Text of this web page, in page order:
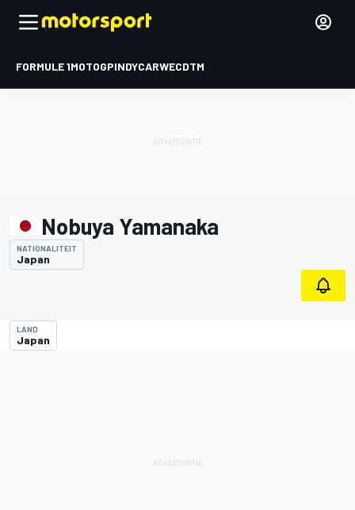
FORMULE 1MOTOGPINDYCARWECDTM
Nobuya Yamanaka
NATIONALITEIT
Japan
LAND
Japan